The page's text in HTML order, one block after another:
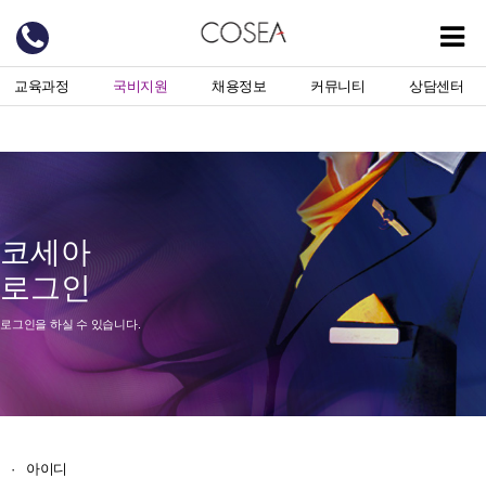
교육과정 국비지원 채용정보 커뮤니티 상담센터
코세아
로그인
로그인을 하실 수 있습니다.
· 아이디